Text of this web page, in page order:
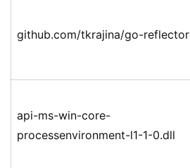
github.com/tkrajina/go-reflector
api-ms-win-core-
processenvironment-l1-1-0.dll